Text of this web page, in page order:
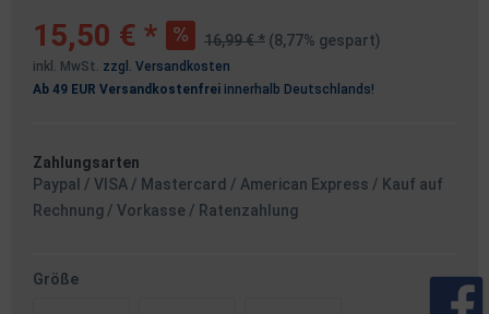
15,50 € * 16,99 € * (8,77% gespart)
inkl. MwSt. zzgl. Versandkosten
Ab 49 EUR Versandkostenfrei innerhalb Deutschlands!
Zahlungsarten
Paypal / VISA / Mastercard / American Express / Kauf auf
Rechnung / Vorkasse / Ratenzahlung
Größe